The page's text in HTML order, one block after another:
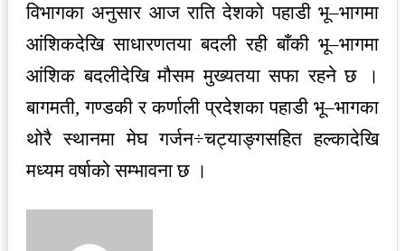
विभागका अनुसार आज राति देशको पहाडी भू–भागमा
आंशिकदेखि साधारणतया बदली रही बाँकी भू–भागमा
आंशिक बदलीदेखि मौसम मुख्यतया सफा रहने छ ।
बागमती, गण्डकी र कर्णाली प्रदेशका पहाडी भू–भागका
थोरै स्थानमा मेघ गर्जन÷चट्याङ्गसहित हल्कादेखि
मध्यम वर्षाको सम्भावना छ ।